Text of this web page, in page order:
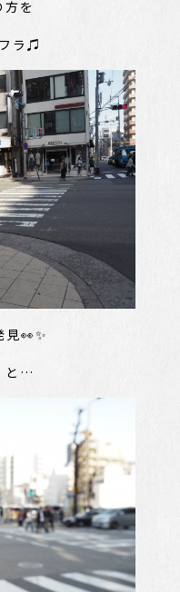
を
ラ♫
👀✨
と…